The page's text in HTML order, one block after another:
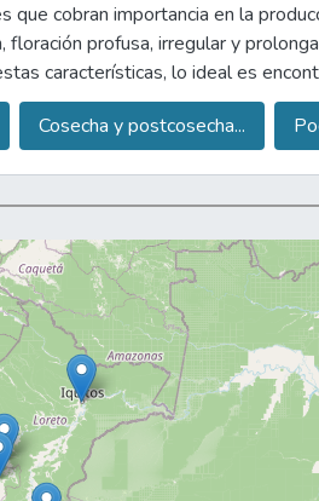
que cobran importancia en la
profusa, irregular y
características, lo ideal es
datos sobre la producción y
Cosecha y postcosecha...